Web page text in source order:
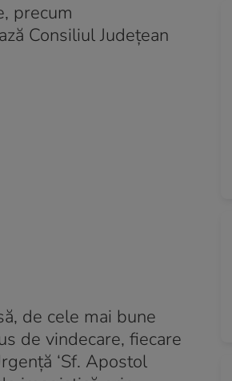
precum
Consiliul Judeţean
de cele mai bune
de vindecare, fiecare
‘Sf. Apostol